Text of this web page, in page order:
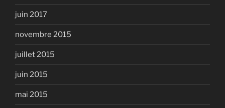
juin 2017
novembre 2015
juillet 2015
juin 2015
mai 2015